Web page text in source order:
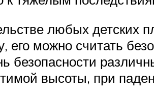
любых детских
его можно считать
безопасности
высоты, при